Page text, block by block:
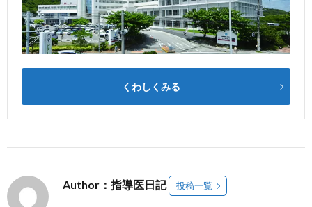
くわしくみる
Author：指導医日記 投稿一覧